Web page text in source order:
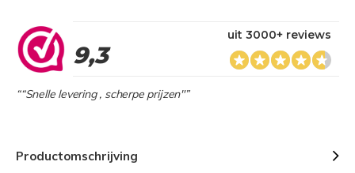
9,3
uit 3000+ reviews
““Snelle levering , scherpe prijzen"”
Productomschrijving